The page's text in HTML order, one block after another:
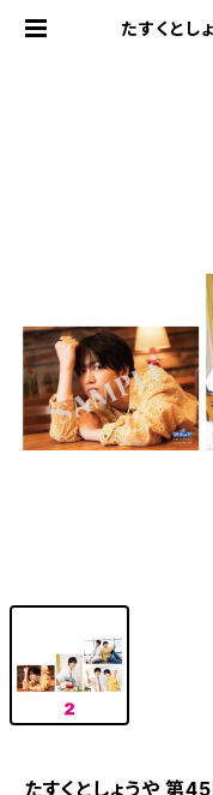
たすくと
たすくとしょうや 第